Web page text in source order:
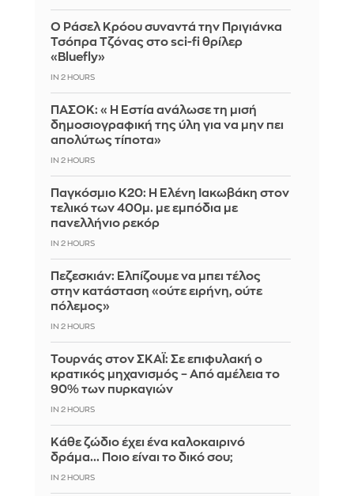
Ο Ράσελ Κρόου συναντά την Πριγιάνκα
Τσόπρα Τζόνας στο sci-fi θρίλερ
«Bluefly»
IN 2 HOURS
ΠΑΣΟΚ: «Η Εστία ανάλωσε τη μισή
δημοσιογραφική της ύλη για να μην πει
απολύτως τίποτα»
IN 2 HOURS
Παγκόσμιο Κ20: Η Ελένη Ιακωβάκη στον
τελικό των 400μ. με εμπόδια με
πανελλήνιο ρεκόρ
IN 2 HOURS
Πεζεσκιάν: Ελπίζουμε να μπει τέλος
στην κατάσταση «ούτε ειρήνη, ούτε
πόλεμος»
IN 2 HOURS
Τουρνάς στον ΣΚΑΪ: Σε επιφυλακή ο
κρατικός μηχανισμός – Από αμέλεια το
90% των πυρκαγιών
IN 2 HOURS
Κάθε ζώδιο έχει ένα καλοκαιρινό
δράμα... Ποιο είναι το δικό σου;
IN 2 HOURS